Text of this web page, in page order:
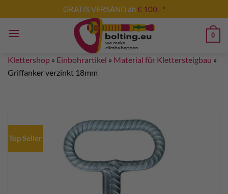
Inhalt
springen
GRATIS VERSAND ab€ 100,- *
0
Klettershop » Einbohrartikel » Material für Klettersteigbau »
Griffanker verzinkt 18mm
Top Seller